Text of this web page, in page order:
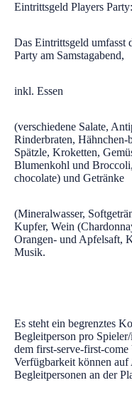
Eintrittsgeld Players
Das Eintrittsgeld umfasst
Party am Samstagabend,
inkl. Essen
(verschiedene Salate,
Rinderbraten, Hähnchen-
Spätzle, Kroketten,
Blumenkohl und
chocolate) und Getränke
(Mineralwasser,
Kupfer, Wein
Orangen- und Apfelsaft,
Musik.
Es steht ein begrenztes
Begleitperson pro
dem first-serve-first-
Verfügbarkeit können
Begleitpersonen an der